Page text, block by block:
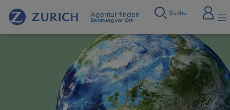
Agentur finden
Beratung vor Ort
Suche